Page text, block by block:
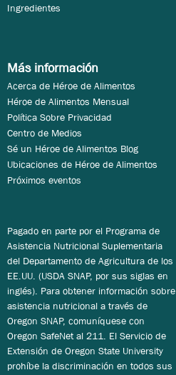
Ingredientes
Más información
Acerca de Héroe de Alimentos
Héroe de Alimentos Mensual
Política Sobre Privacidad
Centro de Medios
Sé un Héroe de Alimentos Blog
Ubicaciones de Héroe de Alimentos
Próximos eventos
Pagado en parte por el Programa de
Asistencia Nutricional Suplementaria
del Departamento de Agricultura de los
EE.UU. (USDA SNAP, por sus siglas en
inglés). Para obtener información sobre
asistencia nutricional a través de
Oregon SNAP, comuníquese con
Oregon SafeNet al 211. El Servicio de
Extensión de Oregon State University
prohíbe la discriminación en todos sus